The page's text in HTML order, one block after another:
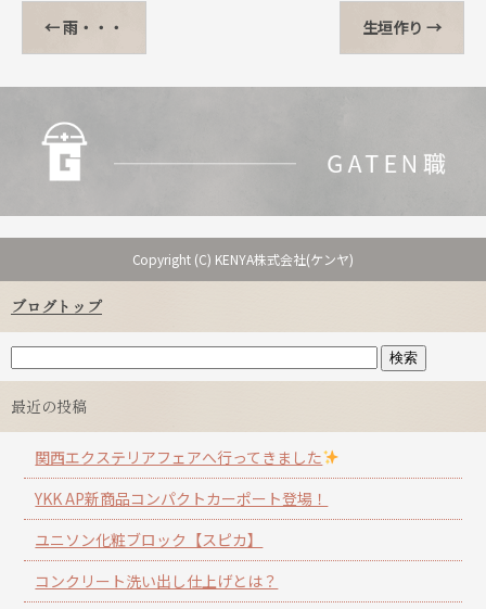
←雨・・・ 生垣作り →
Copyright (C) KENYA株式会社(ケンヤ)
ブログトップ
最近の投稿
関西エクステリアフェアへ行ってきました
YKK AP新商品コンパクトカーポート登場！
ユニソン化粧ブロック【スピカ】
コンクリート洗い出し仕上げとは？